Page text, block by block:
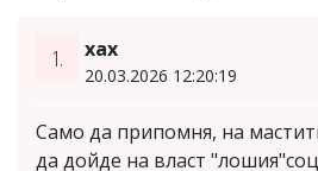
1. хах
20.03.2026 12:20:19
Само да припомня, на
да дойде на власт